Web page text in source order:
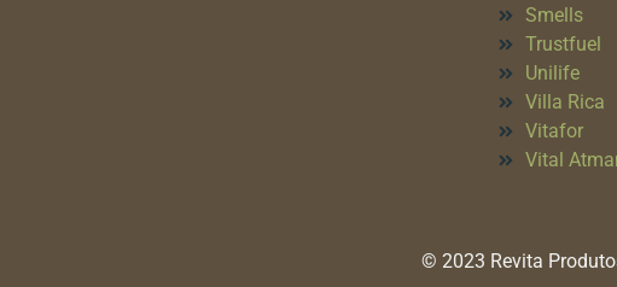
Smells
Trustfuel
Unilife
Villa Rica
Vitafor
Vital
© 2023 Revita